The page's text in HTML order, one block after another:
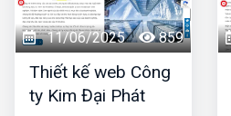
11/06/2025 859
Thiết kế web Công
ty Kim Đại Phát